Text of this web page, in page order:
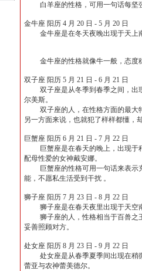
白羊座的性格，可用一句话每坚强
金牛座 阳历 4 月 20 日 - 5 月 20 日
金牛座是在冬天夜晚出现于天上南
金牛座的性格就像牛一般，态度稳
双子座 阳历 5 月 21 日 - 6 月 21 日
双子座是从冬季到春季之间，出现
尔美斯。
双子座的人，在性格方面的最大特
另一方面来说，也就犯了样样都懂，
巨蟹座 阳历 6 月 21 日 - 7 月 22 日
巨蟹座是在春天的晚上，出现于稍
配母性爱的女神戴安娜。
巨蟹座的性格可用一句话来表示充
能，不愿私生活受到干扰 。
狮子座 阳历 7 月 23 日 - 8 月 22 日
狮子座是在春天夜里出现于天空南
狮子座的人，性格相当于百兽之王
妥善照顾对方。
处女座 阳历 8 月 23 日 - 9 月 22 日
处女座是从春季夏季间出现在稍微
蕾亚与农神蕾美德尔。